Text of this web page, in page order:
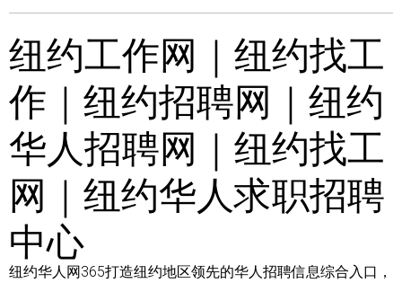
纽约工作网｜纽约找工
作｜纽约招聘网｜纽约
华人招聘网｜纽约找工
网｜纽约华人求职招聘
中心
纽约华人网365打造纽约地区领先的华人招聘信息综合入口，